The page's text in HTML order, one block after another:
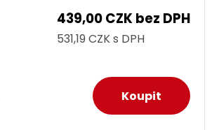
439,00 CZK bez DPH
531,19 CZK s DPH